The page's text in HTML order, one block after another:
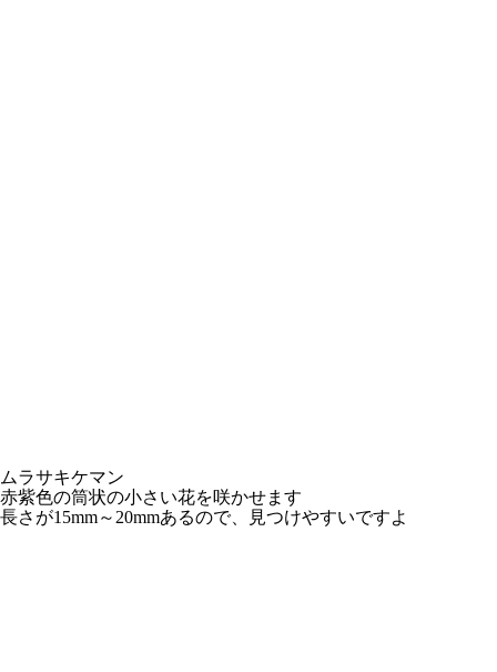
ムラサキケマン
赤紫色の筒状の小さい花を咲かせます
長さが15mm～20mmあるので、見つけやすいですよ